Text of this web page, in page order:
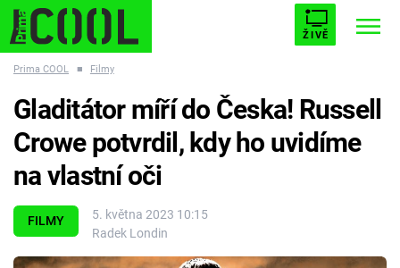
ŽIVĚ
ESCAPE PLNEJ KOTEL AVENGERS 5
Témata
Prima COOL ■ Filmy
FILMY
5. května 2023 10:15
Radek Londin
Gladitátor míří do Česka! Russell
Crowe potvrdil, kdy ho uvidíme
na vlastní oči